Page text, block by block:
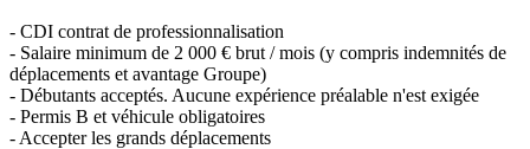
- CDI contrat de professionnalisation
- Salaire minimum de 2 000 € brut / mois (y compris indemnités de
déplacements et avantage Groupe)
- Débutants acceptés. Aucune expérience préalable n'est exigée
- Permis B et véhicule obligatoires
- Accepter les grands déplacements